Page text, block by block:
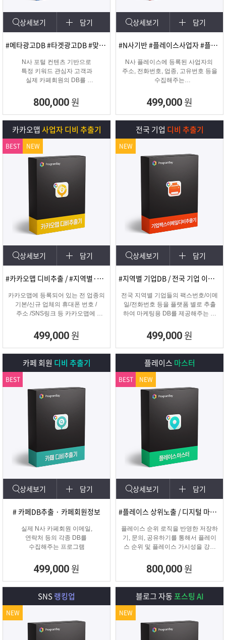
상세보기 담기
#메타광고DB #타겟광고DB #맞춤DB
N사 포털 컨텐츠 기반으로
특정 키워드 관심자 고객과
실제 카페회원의 DB를
800,000 원
상세보기 담기
#N사기반 #플레이스사업자 #플레이스신규사업자
N사 플레이스에 등록된 사업자의
주소, 전화번호, 업종, 고유번호 등을
수집해주는
추출 수집 프로그램
499,000 원
카카오맵사업자 디비 추출기
상세보기 담기
#카카오맵 디비추출 / #지역별·키워드별 DB 추출
카카오맵에 등록되어 있는 전 업종의
기본/신규 업체의 휴대폰 번호 /
주소 /SNS링크 등 카카오맵에
수집하는 DB추출 프로그램
499,000 원
BEST NEW
전국 기업 디비 추출기
상세보기 담기
#지역별 기업DB / 전국 기업 이메일 및 팩스
전국 지역별 기업들의 팩스번호/이메
일/전화번호 등을 플랫폼 별로 추출
하여 마케팅용 DB를 제공해주는 프
499,000 원
NEW
카페 회원 디비 추출기
상세보기 담기
# 카페DB추출 · 카페회원정보
실제 N사 카페회원 이메일,
연락처 등의 각종 DB를
수집해주는 프로그램
499,000 원
BEST
플레이스 마스터
상세보기 담기
#플레이스 상위노출 / 디지털 마케팅
플레이스 순위 로직을 반영한 저장하
기, 문의, 공유하기를 통해서 플레이
스 순위 및 플레이스 가시성을 강화
800,000 원
BEST NEW
SNS랭킹업
NEW
블로그 자동포스팅 AI
NEW